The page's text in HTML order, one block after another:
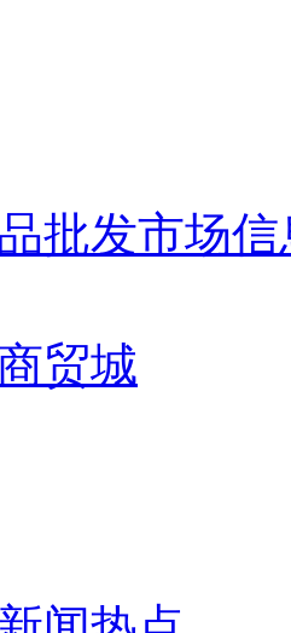
批发市场
贸城